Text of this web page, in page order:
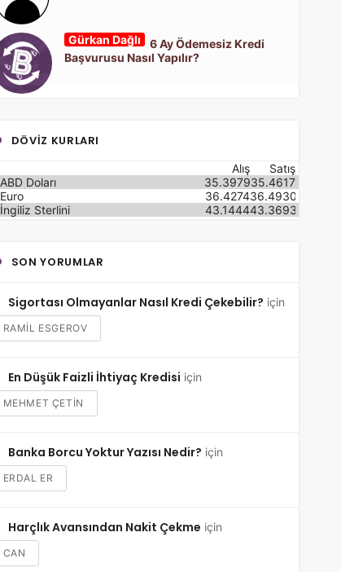
Gürkan Dağlı
6 Ay Ödemesiz Kredi
Başvurusu Nasıl Yapılır?
DÖVIZ KURLARI
Satış
Alış
ABD Doları
35.4617
35.3979
Euro
36.4930
36.4274
İngiliz Sterlini
43.3693
43.1444
SON YORUMLAR
Sigortası Olmayanlar Nasıl Kredi Çekebilir? için
RAMIL ESGEROV
En Düşük Faizli İhtiyaç Kredisi için
MEHMET ÇETİN
Banka Borcu Yoktur Yazısı Nedir? için
ERDAL ER
Harçlık Avansından Nakit Çekme için
CAN